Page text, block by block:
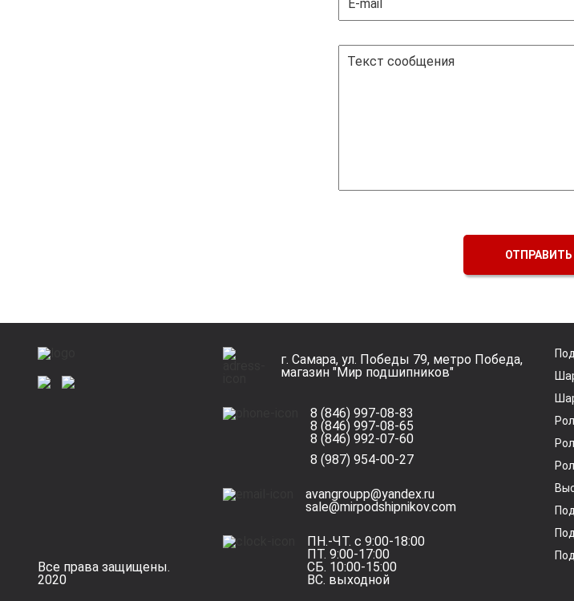
ОТПРАВИТЬ
Все права защищены.
2020
г. Самара, ул. Победы 79, метро Победа,
магазин "Мир подшипников"
8 (846) 997-08-83
8 (846) 997-08-65
8 (846) 992-07-60
8 (987) 954-00-27
avangroupp@yandex.ru
sale@mirpodshipnikov.com
ПН.-ЧТ. с 9:00-18:00
ПТ. 9:00-17:00
СБ. 10:00-15:00
ВС. выходной